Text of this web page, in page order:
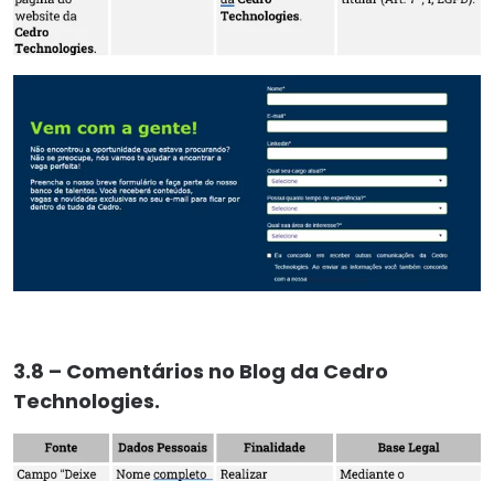
3.8 – Comentários no Blog da Cedro
Technologies.